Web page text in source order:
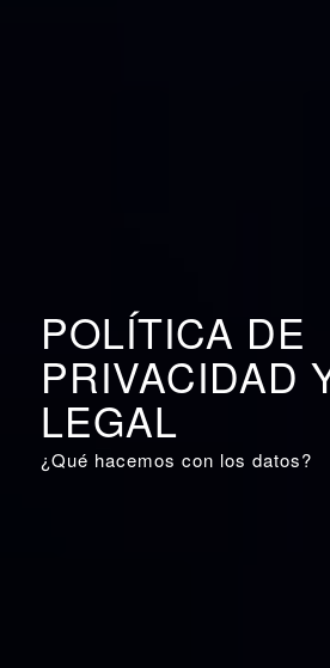
POLÍTICA DE
PRIVACIDAD
LEGAL
¿Qué hacemos con los datos?